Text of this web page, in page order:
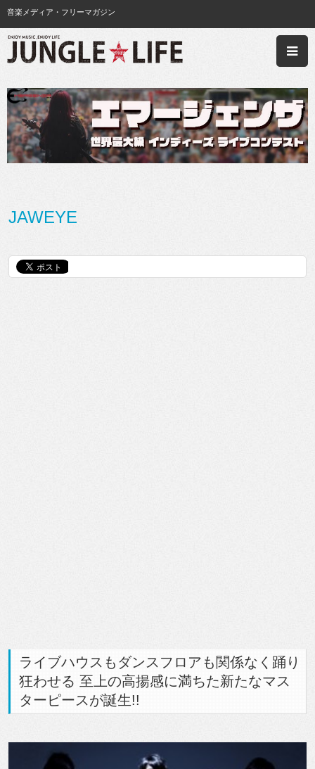
音楽メディア・フリーマガジン
JAWEYE
ライブハウスもダンスフロアも関係なく踊り
狂わせる 至上の高揚感に満ちた新たなマス
ターピースが誕生!!